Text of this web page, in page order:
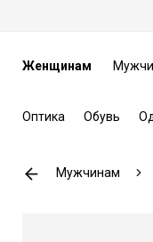
Женщинам
Оптика Обувь
Мужчинам